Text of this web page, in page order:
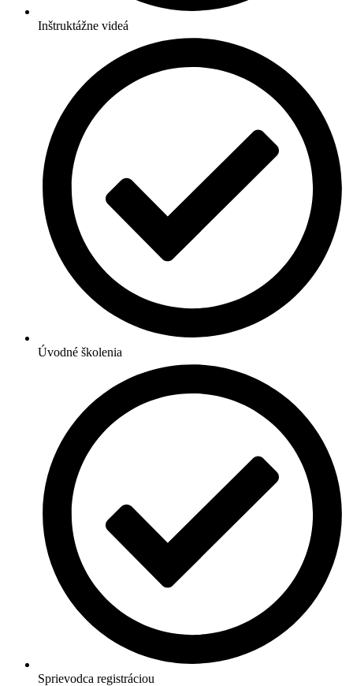
Inštruktážne videá
Úvodné školenia
Sprievodca registráciou